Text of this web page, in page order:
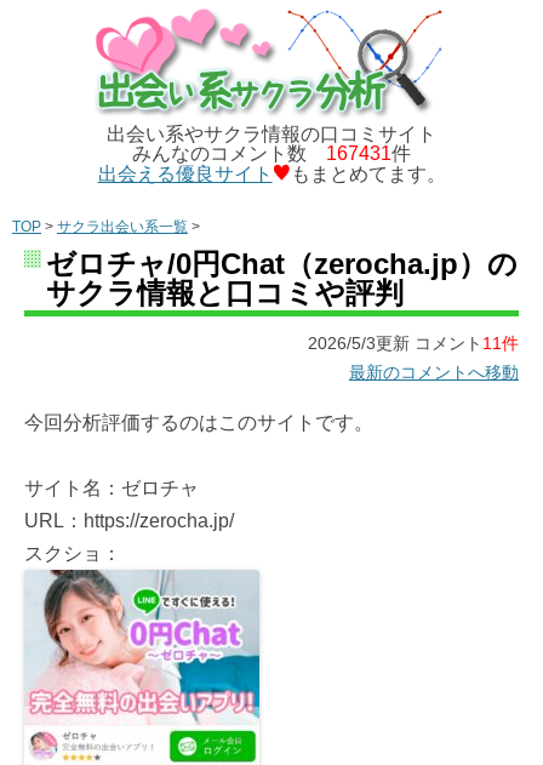
出会い系やサクラ情報の口コミサイト
みんなのコメント数 167431件
出会える優良サイト
もまとめてます。
TOP > サクラ出会い系一覧 >
ゼロチャ/0円Chat（zerocha.jp）の
サクラ情報と口コミや評判
2026/5/3更新 コメント 11件
最新のコメントへ移動
今回分析評価するのはこのサイトです。
サイト名：ゼロチャ
URL：https://zerocha.jp/
スクショ：